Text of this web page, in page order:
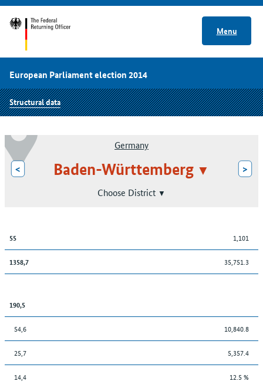
Menu
European Parliament election 2014
Structural data
Germany
< Baden-Württemberg >
Choose District
55 1,101
1358,7 35,751.3
190,5
54,6 10,840.8
25,7 5,357.4
14,4 12.5 %